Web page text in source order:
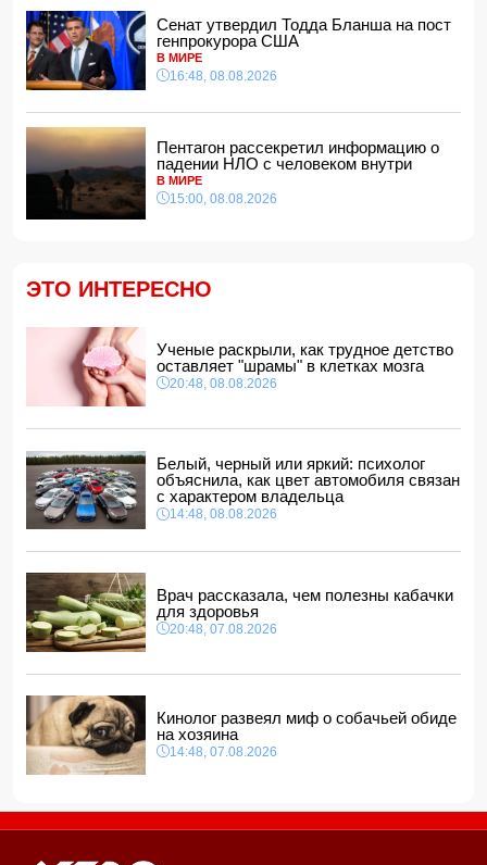
Зеленский встретился с Вучичем
14:40, 08.08.2026
В Азербайджане ожидается жара до 41 градуса —
объявлено предупреждение
14:34, 08.08.2026
В Агдашском районе расследуется конфликт, связанный
с церемонией помолвки с участием
несовершеннолетней
14:28, 08.08.2026
Найдено тело утонувшего в море 16-летнего юноши
обвинений в адрес Инфантино
ВС РФ взяли под контроль Ивановку в Харьковской
области
14:04, 08.08.2026
Прогноз погоды в Азербайджане на 9 августа
14:00, 08.08.2026
Никол Пашинян позвонил Ильхаму Алиеву
12:48, 08.08.2026
СМИ: США ищут на Кубе фигуру для повторения
"венесуэльского сценария"
Сенат утвердил Тодда Бланша на пост
генпрокурора США
В МИРЕ
16:48, 08.08.2026
Пентагон рассекретил информацию о
падении НЛО с человеком внутри
В МИРЕ
15:00, 08.08.2026
ЭТО ИНТЕРЕСНО
Ученые раскрыли, как трудное детство
оставляет "шрамы" в клетках мозга
20:48, 08.08.2026
Белый, черный или яркий: психолог
объяснила, как цвет автомобиля связан
с характером владельца
14:48, 08.08.2026
Врач рассказала, чем полезны кабачки
для здоровья
20:48, 07.08.2026
Кинолог развеял миф о собачьей обиде
на хозяина
14:48, 07.08.2026